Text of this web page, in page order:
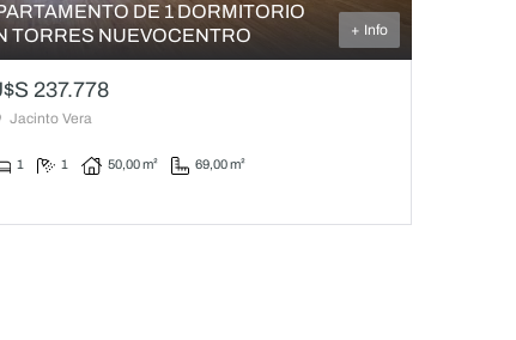
DE 1 DORMITORIO
TORRES NUEVOCENTRO
+ Info
237.778
Jacinto Vera
1 1 50,00 m² 69,00 m²